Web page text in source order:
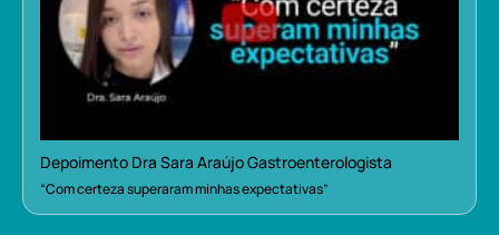
Depoimento Dra Sara Araújo Gastroenterologista
“Com certeza superaram minhas expectativas”